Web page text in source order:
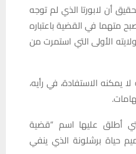
أن لابورتا الذي لم توجه
متهما في القضية باعتباره
الأولى التي استمرت من
يمكنه الاستفادة، في رأيه،
أطلق عليها اسم “قضية
حياة برشلونة الذي ينفي